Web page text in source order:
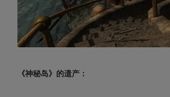
《神秘岛》的遗产：